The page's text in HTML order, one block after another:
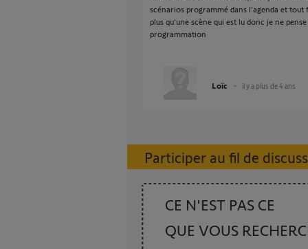
scénarios programmé dans l'agenda et
plus qu'une scène qui est lu donc je ne
programmation
Loïc il y a plus de 4 ans
Participer au fil de
CE N'EST PAS CE
QUE VOUS